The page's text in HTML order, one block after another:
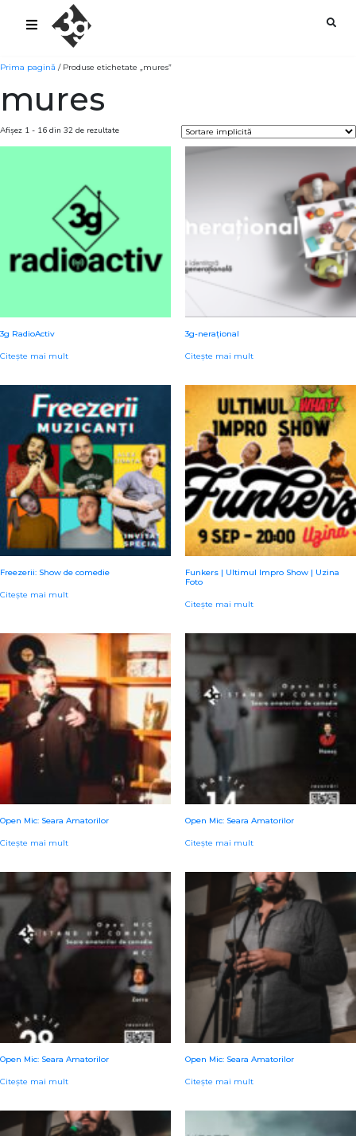
sold-out-button {{acf:sold_out}}
Prima pagină / Produse etichetate „mures”
mures
Afișez 1 - 16 din 32 de rezultate
3g RadioActiv
Citește mai mult
3g-nerațional
Citește mai mult
Freezerii: Show de comedie
Citește mai mult
Funkers | Ultimul Impro Show | Uzina
Foto
Citește mai mult
Open Mic: Seara Amatorilor
Citește mai mult
Open Mic: Seara Amatorilor
Citește mai mult
Open Mic: Seara Amatorilor
Citește mai mult
Open Mic: Seara Amatorilor
Citește mai mult